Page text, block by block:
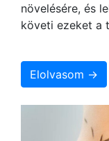
növelésére, és
követi ezeket a
Elolvasom →